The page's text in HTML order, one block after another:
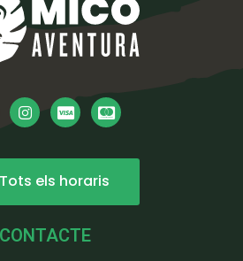
Tots els horaris
CONTACTE